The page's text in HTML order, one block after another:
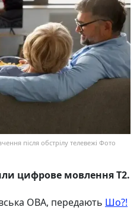
після обстрілу телевежі Фото
цифрове мовлення Т2.
ОВА, передають Шо?!